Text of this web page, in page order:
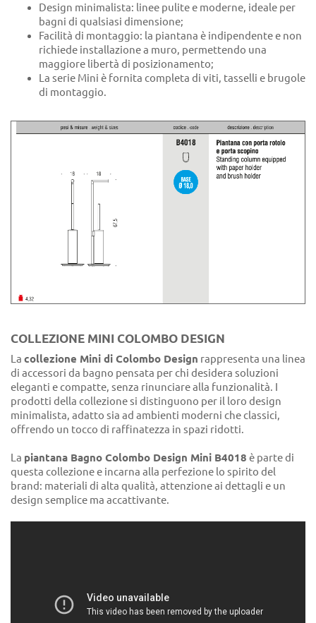
Design minimalista: linee pulite e moderne, ideale per
bagni di qualsiasi dimensione;
Facilità di montaggio: la piantana è indipendente e non
richiede installazione a muro, permettendo una
maggiore libertà di posizionamento;
La serie Mini è fornita completa di viti, tasselli e brugole
di montaggio.
COLLEZIONE MINI COLOMBO DESIGN
La collezione Mini di Colombo Design rappresenta una linea
di accessori da bagno pensata per chi desidera soluzioni
eleganti e compatte, senza rinunciare alla funzionalità. I
prodotti della collezione si distinguono per il loro design
minimalista, adatto sia ad ambienti moderni che classici,
offrendo un tocco di raffinatezza in spazi ridotti.
La piantana Bagno Colombo Design Mini B4018 è parte di
questa collezione e incarna alla perfezione lo spirito del
brand: materiali di alta qualità, attenzione ai dettagli e un
design semplice ma accattivante.